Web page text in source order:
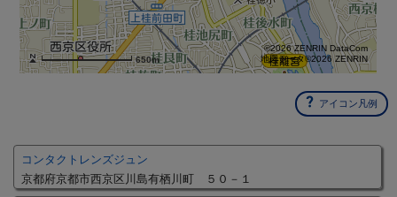
650m
©2026 ZENRIN DataCom
地図データ©2026 ZENRIN
アイコン凡例
コンタクトレンズジュン
京都府京都市西京区川島有栖川町 ５０－１